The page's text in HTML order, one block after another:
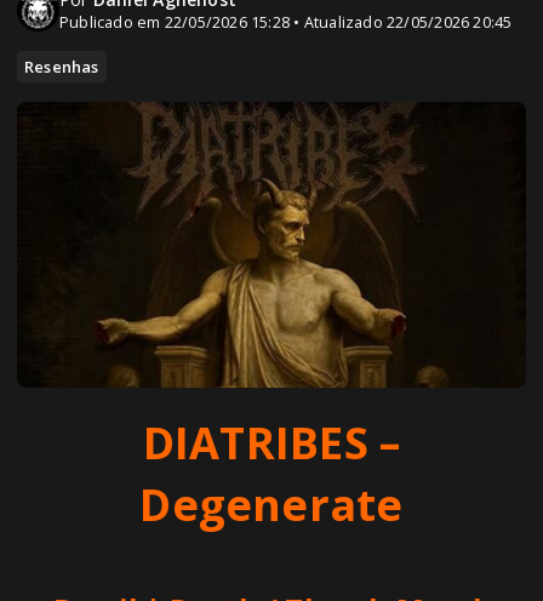
Publicado em 22/05/2026 15:28 • Atualizado 22/05/2026 20:45
Resenhas
DIATRIBES –
Degenerate